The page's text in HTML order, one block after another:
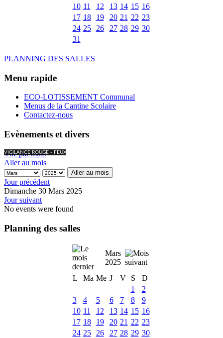
10 11 12 13 14 15 16
17 18 19 20 21 22 23
24 25 26 27 28 29 30
31
PLANNING DES SALLES
Menu rapide
ECO-LOTISSEMENT Communal
Menus de la Cantine Scolaire
Contactez-nous
Evènements et divers
VIGILANCE ROUGE - FEUX
Vue par mois
Aller au mois
Aller au mois
Jour précédent
Dimanche 30 Mars 2025
Jour suivant
No events were found
Planning des salles
Mars
2025
L
Ma Me J V S
D
1
2
3
4 5 6 7 8
9
10 11 12 13 14 15 16
17 18 19 20 21 22 23
24 25 26 27 28 29 30